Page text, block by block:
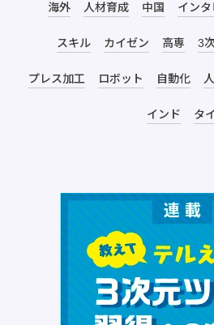
海外 人材育成 中国 イン
スキル カイゼン 高専 3
プレス加工 ロボット 自動化
インド タイ